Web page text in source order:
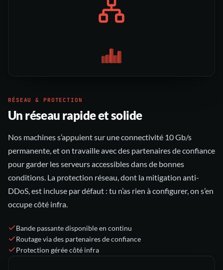
RÉSEAU & PROTECTION
Un réseau rapide et solide
Nos machines s’appuient sur une connectivité 10 Gb/s
permanente, et on travaille avec des partenaires de confiance
pour garder les serveurs accessibles dans de bonnes
conditions. La protection réseau, dont la mitigation anti-
DDoS, est incluse par défaut : tu n’as rien à configurer, on s’en
occupe côté infra.
Bande passante disponible en continu
Routage via des partenaires de confiance
Protection gérée côté infra